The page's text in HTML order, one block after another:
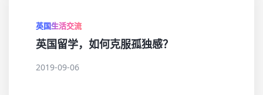
英国生活交流
英国留学，如何克服孤独感？
2019-09-06